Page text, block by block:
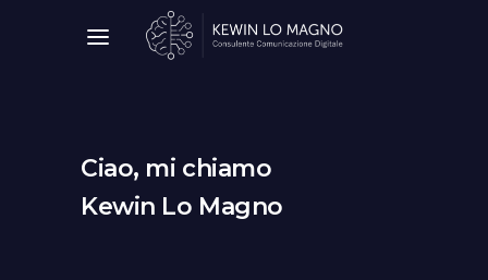
Ciao, mi chiamo
Kewin Lo Magno